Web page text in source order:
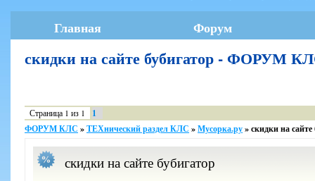
Главная Форум
скидки на сайте бубигатор - ФОРУМ
Страница 1 из 1
1
ФОРУМ КЛС »ТЕХнический раздел КЛС »Мусорка.ру»скидки на сайте
скидки на сайте бубигатор